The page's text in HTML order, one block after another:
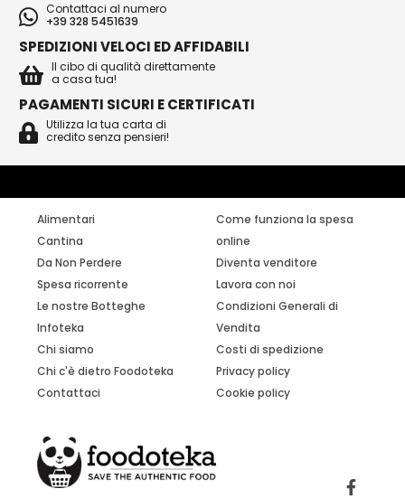
Contattaci al numero
+39 328 5451639
SPEDIZIONI VELOCI ED AFFIDABILI
Il cibo di qualità direttamente
a casa tua!
PAGAMENTI SICURI E CERTIFICATI
Utilizza la tua carta di
credito senza pensieri!
Alimentari
Cantina
Da Non Perdere
Spesa ricorrente
Le nostre Botteghe
Infoteka
Chi siamo
Chi c'è dietro Foodoteka
Contattaci
Come funziona la spesa
online
Diventa venditore
Lavora con noi
Condizioni Generali di
Vendita
Costi di spedizione
Privacy policy
Cookie policy